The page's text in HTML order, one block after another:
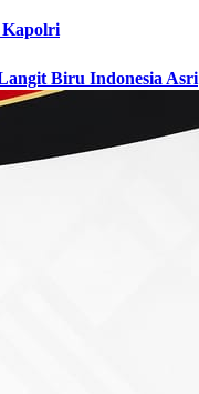
Kapolri
Biru Indonesia Asri